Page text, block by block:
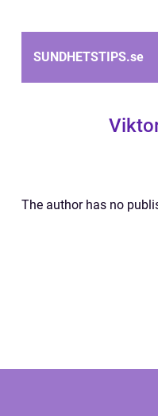
SUNDHETSTIPS.se
The author has no